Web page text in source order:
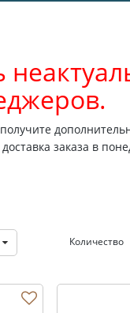
заказа в
Количество